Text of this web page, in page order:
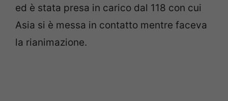
ed è stata presa in carico dal 118 con cui
Asia si è messa in contatto mentre faceva
la rianimazione.